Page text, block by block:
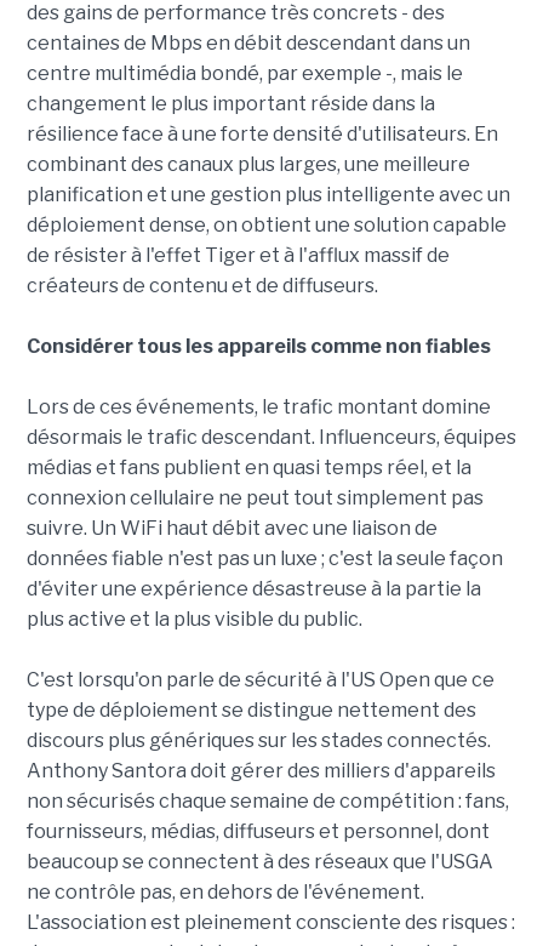
des gains de performance très concrets - des
centaines de Mbps en débit descendant dans un
centre multimédia bondé, par exemple -, mais le
changement le plus important réside dans la
résilience face à une forte densité d'utilisateurs. En
combinant des canaux plus larges, une meilleure
planification et une gestion plus intelligente avec un
déploiement dense, on obtient une solution capable
de résister à l'effet Tiger et à l'afflux massif de
créateurs de contenu et de diffuseurs.
Considérer tous les appareils comme non fiables
Lors de ces événements, le trafic montant domine
désormais le trafic descendant. Influenceurs, équipes
médias et fans publient en quasi temps réel, et la
connexion cellulaire ne peut tout simplement pas
suivre. Un WiFi haut débit avec une liaison de
données fiable n'est pas un luxe ; c'est la seule façon
d'éviter une expérience désastreuse à la partie la
plus active et la plus visible du public.
C'est lorsqu'on parle de sécurité à l'US Open que ce
type de déploiement se distingue nettement des
discours plus génériques sur les stades connectés.
Anthony Santora doit gérer des milliers d'appareils
non sécurisés chaque semaine de compétition : fans,
fournisseurs, médias, diffuseurs et personnel, dont
beaucoup se connectent à des réseaux que l'USGA
ne contrôle pas, en dehors de l'événement.
L'association est pleinement consciente des risques :